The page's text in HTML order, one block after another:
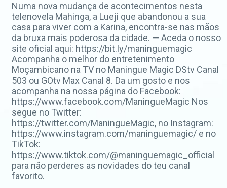
Numa nova mudança de acontecimentos nesta
telenovela Mahinga, a Lueji que abandonou a sua
casa para viver com a Karina, encontra-se nas mãos
da bruxa mais poderosa da cidade. — Aceda o nosso
site oficial aqui: https://bit.ly/maninguemagic
Acompanha o melhor do entretenimento
Moçambicano na TV no Maningue Magic DStv Canal
503 ou GOtv Max Canal 8. Da um gosto e nos
acompanha na nossa página do Facebook:
https://www.facebook.com/ManingueMagic Nos
segue no Twitter:
https://twitter.com/ManingueMagic, no Instagram:
https://www.instagram.com/maninguemagic/ e no
TikTok:
https://www.tiktok.com/@maninguemagic_official
para não perderes as novidades do teu canal
favorito.